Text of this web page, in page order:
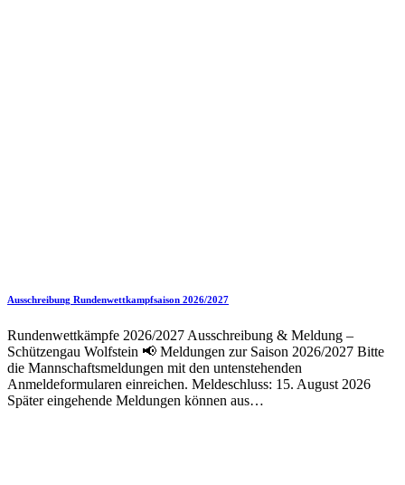
Ausschreibung Rundenwettkampfsaison 2026/2027
Rundenwettkämpfe 2026/2027 Ausschreibung & Meldung –
Schützengau Wolfstein 📢 Meldungen zur Saison 2026/2027 Bitte
die Mannschaftsmeldungen mit den untenstehenden
Anmeldeformularen einreichen. Meldeschluss: 15. August 2026
Später eingehende Meldungen können aus…